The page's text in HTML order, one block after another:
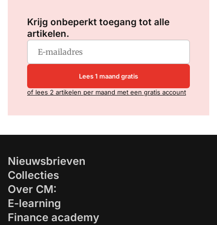
Krijg onbeperkt toegang tot alle
artikelen.
Lees 1 maand gratis
of lees 2 artikelen per maand met een gratis account
Nieuwsbrieven
Collecties
Over CM:
E-learning
Finance academy